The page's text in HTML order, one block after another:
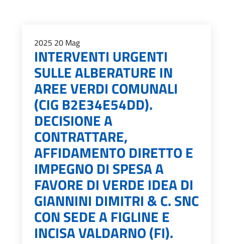
2025 20 Mag
INTERVENTI URGENTI
SULLE ALBERATURE IN
AREE VERDI COMUNALI
(CIG B2E34E54DD).
DECISIONE A
CONTRATTARE,
AFFIDAMENTO DIRETTO E
IMPEGNO DI SPESA A
FAVORE DI VERDE IDEA DI
GIANNINI DIMITRI & C. SNC
CON SEDE A FIGLINE E
INCISA VALDARNO (FI).